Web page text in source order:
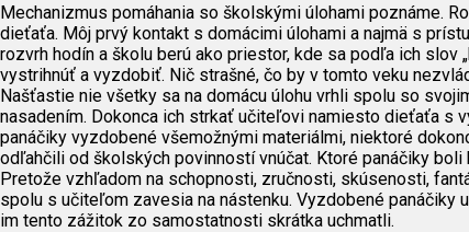
Mechanizmus pomáhania so školskými úlohami poznáme.
dieťaťa. Môj prvý kontakt s domácimi úlohami a najmä s
rozvrh hodín a školu berú ako priestor, kde sa podľa ich slov
vystrihnúť a vyzdobiť. Nič strašné, čo by v tomto veku
Našťastie nie všetky sa na domácu úlohu vrhli spolu so
nasadením. Dokonca ich strkať učiteľovi namiesto dieťaťa s
panáčiky vyzdobené všemožnými materiálmi, niektoré
odľahčili od školských povinností vnúčat. Ktoré panáčiky
Pretože vzhľadom na schopnosti, zručnosti, skúsenosti,
spolu s učiteľom zavesia na nástenku. Vyzdobené panáčiky
im tento zážitok zo samostatnosti skrátka uchmatli.